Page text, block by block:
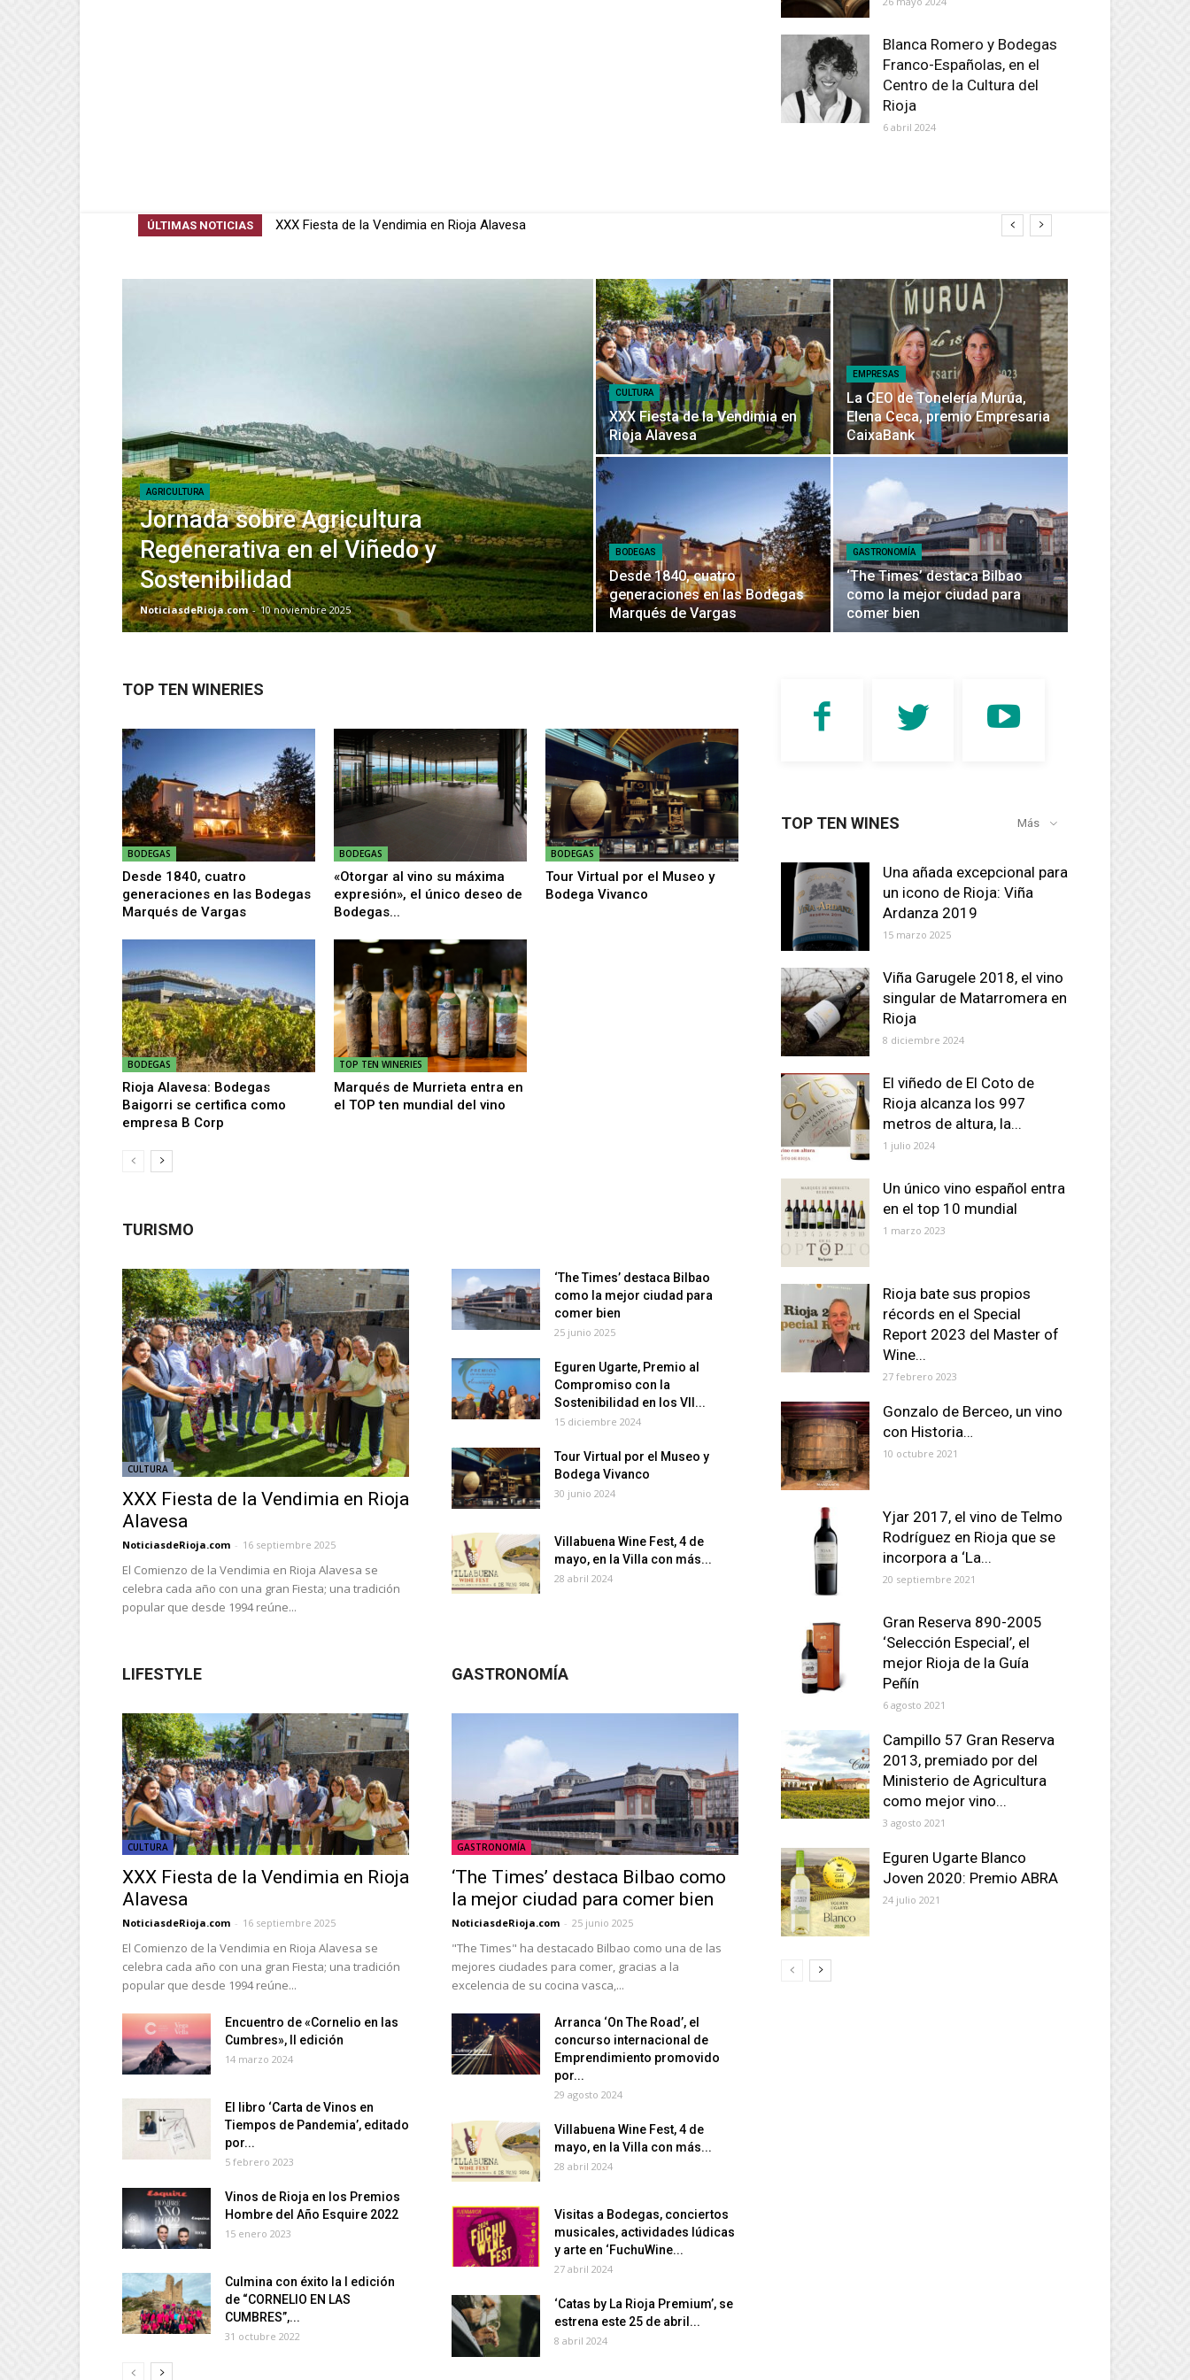
Blanca Romero y Bodegas
Franco-Españolas, en el
Centro de la Cultura del
Rioja
6 abril 2024
ÚLTIMAS NOTICIAS La CEO de Tonelería Murúa, Elena Ceca, premio Empresaria CaixaBank
AGRICULTURA
Jornada sobre Agricultura
Regenerativa en el Viñedo y
Sostenibilidad
NoticiasdeRioja.com - 10 noviembre 2025
CULTURA
XXX Fiesta de la Vendimia en
Rioja Alavesa
EMPRESAS
La CEO de Tonelería Murúa,
Elena Ceca, premio Empresaria
CaixaBank
BODEGAS
Desde 1840, cuatro
generaciones en las Bodegas
Marqués de Vargas
GASTRONOMÍA
‘The Times’ destaca Bilbao
como la mejor ciudad para
comer bien
TOP TEN WINERIES
BODEGAS
Desde 1840, cuatro
generaciones en las Bodegas
Marqués de Vargas
BODEGAS
«Otorgar al vino su máxima
expresión», el único deseo de
Bodegas...
BODEGAS
Tour Virtual por el Museo y
Bodega Vivanco
BODEGAS
Rioja Alavesa: Bodegas
Baigorri se certifica como
empresa B Corp
TOP TEN WINERIES
Marqués de Murrieta entra en
el TOP ten mundial del vino
TURISMO
CULTURA
XXX Fiesta de la Vendimia en Rioja
Alavesa
NoticiasdeRioja.com - 16 septiembre 2025
El Comienzo de la Vendimia en Rioja Alavesa se
celebra cada año con una gran Fiesta; una tradición
popular que desde 1994 reúne...
‘The Times’ destaca Bilbao
como la mejor ciudad para
comer bien
25 junio 2025
Eguren Ugarte, Premio al
Compromiso con la
Sostenibilidad en los VII...
15 diciembre 2024
Tour Virtual por el Museo y
Bodega Vivanco
30 junio 2024
Villabuena Wine Fest, 4 de
mayo, en la Villa con más...
28 abril 2024
LIFESTYLE
CULTURA
XXX Fiesta de la Vendimia en Rioja
Alavesa
NoticiasdeRioja.com - 16 septiembre 2025
El Comienzo de la Vendimia en Rioja Alavesa se
celebra cada año con una gran Fiesta; una tradición
popular que desde 1994 reúne...
Encuentro de «Cornelio en las
Cumbres», II edición
14 marzo 2024
El libro ‘Carta de Vinos en
Tiempos de Pandemia’, editado
por...
5 febrero 2023
Vinos de Rioja en los Premios
Hombre del Año Esquire 2022
15 enero 2023
Culmina con éxito la I edición
de “CORNELIO EN LAS
CUMBRES”,...
31 octubre 2022
GASTRONOMÍA
GASTRONOMÍA
‘The Times’ destaca Bilbao como
la mejor ciudad para comer bien
NoticiasdeRioja.com - 25 junio 2025
"The Times" ha destacado Bilbao como una de las
mejores ciudades para comer, gracias a la
excelencia de su cocina vasca,...
Arranca ‘On The Road’, el
concurso internacional de
Emprendimiento promovido
por...
29 agosto 2024
Villabuena Wine Fest, 4 de
mayo, en la Villa con más...
28 abril 2024
Visitas a Bodegas, conciertos
musicales, actividades lúdicas
y arte en ‘FuchuWine...
27 abril 2024
‘Catas by La Rioja Premium’, se
estrena este 25 de abril...
8 abril 2024
TOP TEN WINES Más
Una añada excepcional para
un icono de Rioja: Viña
Ardanza 2019
15 marzo 2025
Viña Garugele 2018, el vino
singular de Matarromera en
Rioja
8 diciembre 2024
El viñedo de El Coto de
Rioja alcanza los 997
metros de altura, la...
1 julio 2024
Un único vino español entra
en el top 10 mundial
1 marzo 2023
Rioja bate sus propios
récords en el Special
Report 2023 del Master of
Wine...
27 febrero 2023
Gonzalo de Berceo, un vino
con Historia…
10 octubre 2021
Yjar 2017, el vino de Telmo
Rodríguez en Rioja que se
incorpora a ‘La...
20 septiembre 2021
Gran Reserva 890-2005
‘Selección Especial’, el
mejor Rioja de la Guía
Peñín
6 agosto 2021
Campillo 57 Gran Reserva
2013, premiado por del
Ministerio de Agricultura
como mejor vino...
3 agosto 2021
Eguren Ugarte Blanco
Joven 2020: Premio ABRA
24 julio 2021